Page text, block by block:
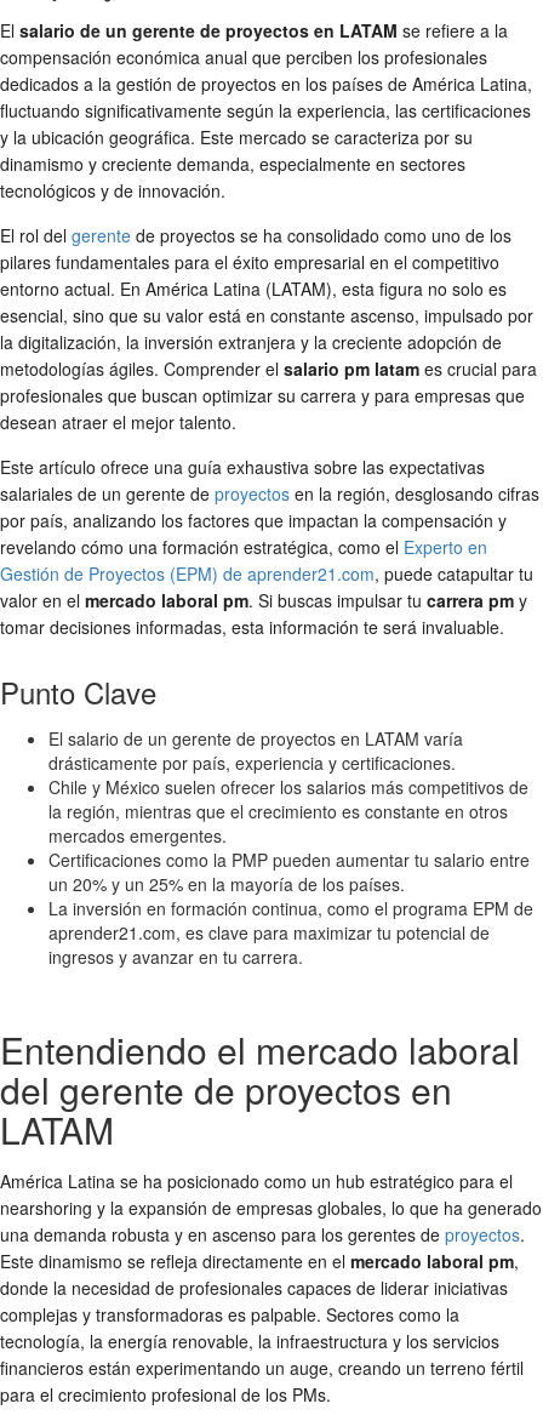
El salario de un gerente de proyectos en LATAM se refiere a la
compensación económica anual que perciben los profesionales
dedicados a la gestión de proyectos en los países de América Latina,
fluctuando significativamente según la experiencia, las certificaciones
y la ubicación geográfica. Este mercado se caracteriza por su
dinamismo y creciente demanda, especialmente en sectores
tecnológicos y de innovación.
El rol del gerente de proyectos se ha consolidado como uno de los
pilares fundamentales para el éxito empresarial en el competitivo
entorno actual. En América Latina (LATAM), esta figura no solo es
esencial, sino que su valor está en constante ascenso, impulsado por
la digitalización, la inversión extranjera y la creciente adopción de
metodologías ágiles. Comprender el salario pm latam es crucial para
profesionales que buscan optimizar su carrera y para empresas que
desean atraer el mejor talento.
Este artículo ofrece una guía exhaustiva sobre las expectativas
salariales de un gerente de proyectos en la región, desglosando cifras
por país, analizando los factores que impactan la compensación y
revelando cómo una formación estratégica, como el Experto en
Gestión de Proyectos (EPM) de aprender21.com, puede catapultar tu
valor en el mercado laboral pm. Si buscas impulsar tu carrera pm y
tomar decisiones informadas, esta información te será invaluable.
Punto Clave
El salario de un gerente de proyectos en LATAM varía
drásticamente por país, experiencia y certificaciones.
Chile y México suelen ofrecer los salarios más competitivos de
la región, mientras que el crecimiento es constante en otros
mercados emergentes.
Certificaciones como la PMP pueden aumentar tu salario entre
un 20% y un 25% en la mayoría de los países.
La inversión en formación continua, como el programa EPM de
aprender21.com, es clave para maximizar tu potencial de
ingresos y avanzar en tu carrera.
Entendiendo el mercado laboral
del gerente de proyectos en
LATAM
América Latina se ha posicionado como un hub estratégico para el
nearshoring y la expansión de empresas globales, lo que ha generado
una demanda robusta y en ascenso para los gerentes de proyectos.
Este dinamismo se refleja directamente en el mercado laboral pm,
donde la necesidad de profesionales capaces de liderar iniciativas
complejas y transformadoras es palpable. Sectores como la
tecnología, la energía renovable, la infraestructura y los servicios
financieros están experimentando un auge, creando un terreno fértil
para el crecimiento profesional de los PMs.